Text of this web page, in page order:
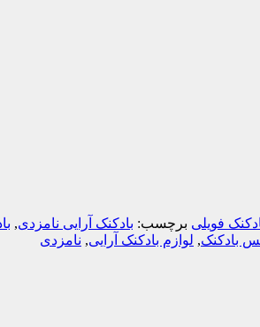
فویلی برچسب: بادکنک آرایی نامزدی,
بادکنک, لوازم بادکنک آرایی, نامزدی